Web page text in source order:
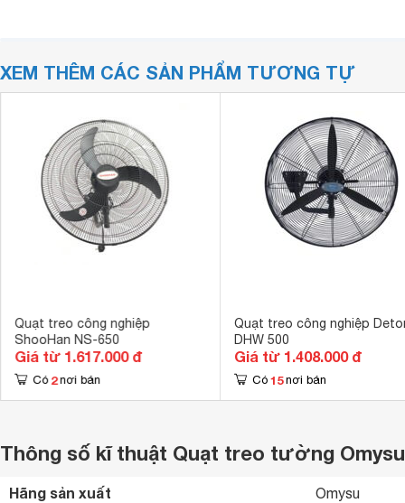
XEM THÊM CÁC SẢN PHẨM TƯƠNG TỰ
Quạt treo công nghiệp
ShooHan NS-650
Giá từ 1.617.000 đ
Có 2 nơi bán
Quạt treo công nghiệp
DHW 500
Giá từ 1.408.000 đ
Có 15 nơi bán
Thông số kĩ thuật Quạt treo tường
Hãng sản xuất Omysu